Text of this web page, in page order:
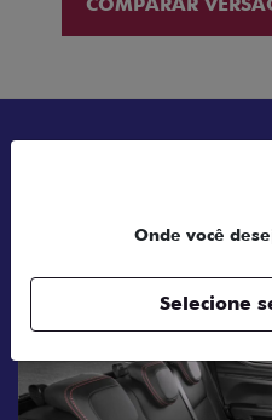
Onde você
Selecione